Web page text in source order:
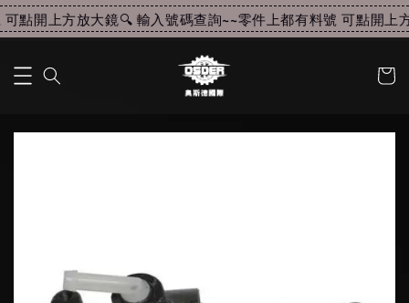
點開上方放大鏡🔍 輸入號碼查詢~~零件上都有料號 可點開上